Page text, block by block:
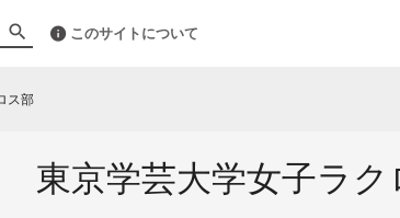
このサイトについて
ス部
東京学芸大学女子ラク